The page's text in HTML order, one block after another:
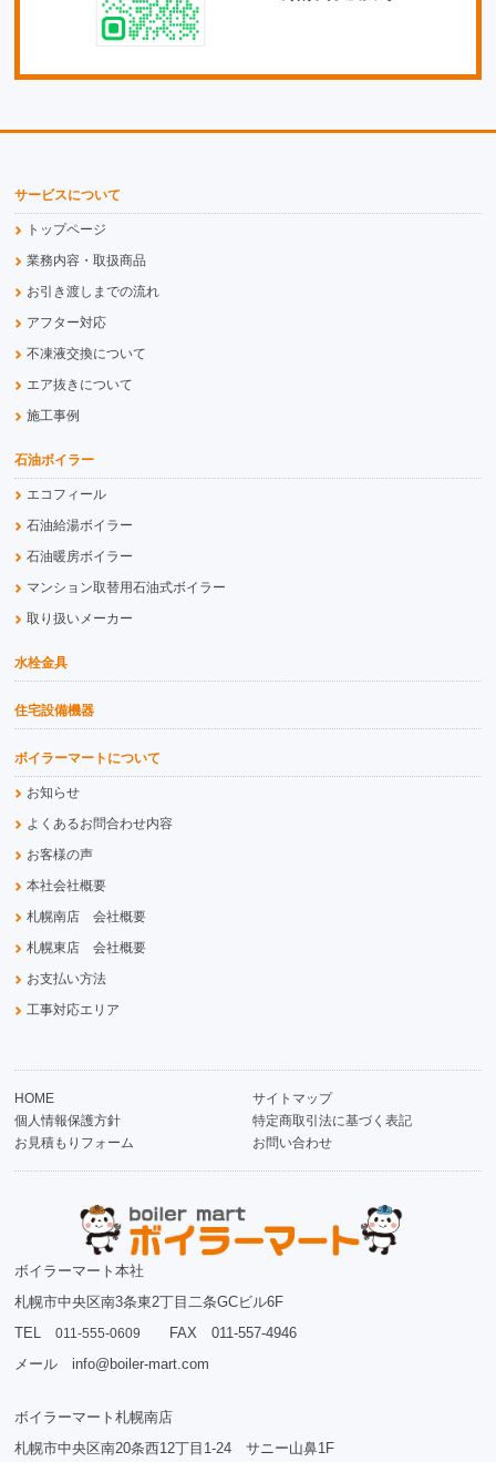
サービスについて
トップページ
業務内容・取扱商品
お引き渡しまでの流れ
アフター対応
不凍液交換について
エア抜きについて
施工事例
石油ボイラー
エコフィール
石油給湯ボイラー
石油暖房ボイラー
マンション取替用石油式ボイラー
取り扱いメーカー
水栓金具
住宅設備機器
ボイラーマートについて
お知らせ
よくあるお問合わせ内容
お客様の声
本社会社概要
札幌南店 会社概要
札幌東店 会社概要
お支払い方法
工事対応エリア
HOME
サイトマップ
個人情報保護方針
特定商取引法に基づく表記
お見積もりフォーム
お問い合わせ
ボイラーマート本社
札幌市中央区南3条東2丁目二条GCビル6F
TEL011-555-0609
FAX 011-557-4946
メール info@boiler-mart.com
ボイラーマート札幌南店
札幌市中央区南20条西12丁目1-24 サニー山鼻1F